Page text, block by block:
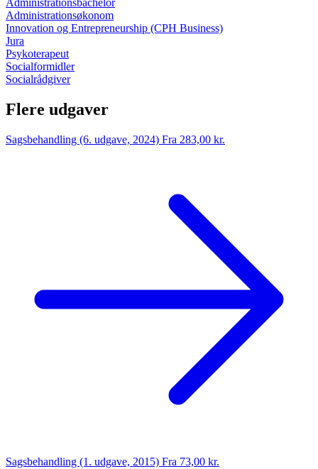
Administrationsbachelor
Administrationsøkonom
Innovation og Entrepreneurship (CPH Business)
Jura
Psykoterapeut
Socialformidler
Socialrådgiver
Flere udgaver
Sagsbehandling (6. udgave, 2024) Fra 283,00 kr.
Sagsbehandling (1. udgave, 2015) Fra 73,00 kr.